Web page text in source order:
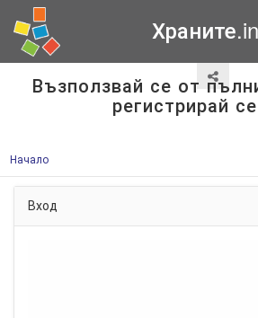
Възползвай се от
регистрирай
Начало
Вход